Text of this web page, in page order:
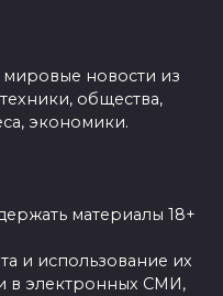
мировые новости из
общества,
экономики.
материалы 18+
и использование их
в электронных СМИ,